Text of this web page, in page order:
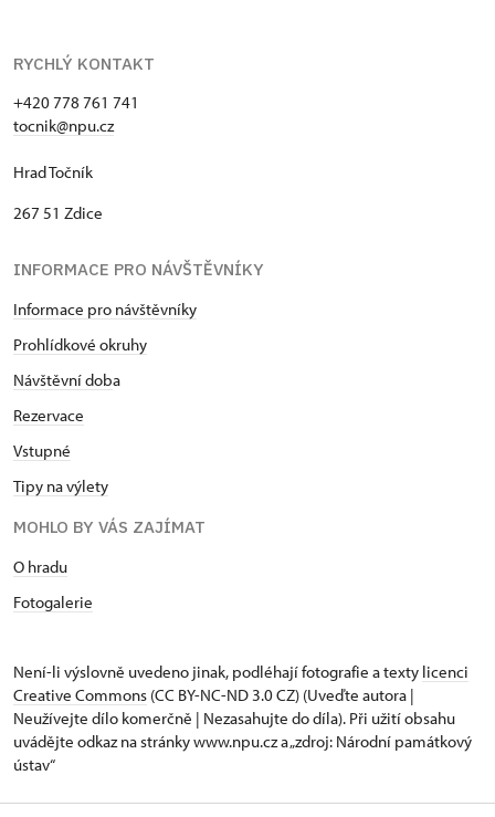
RYCHLÝ KONTAKT
+420 778 761 741
tocnik@npu.cz
Hrad Točník
267 51 Zdice
INFORMACE PRO NÁVŠTĚVNÍKY
Informace pro návštěvníky
Prohlídkové okruhy
Návštěvní doba
Rezervace
Vstupné
Tipy na výlety
MOHLO BY VÁS ZAJÍMAT
O hradu
Fotogalerie
Není-li výslovně uvedeno jinak, podléhají fotografie a texty licenci
Creative Commons (CC BY-NC-ND 3.0 CZ) (Uveďte autora |
Neužívejte dílo komerčně | Nezasahujte do díla). Při užití obsahu
uvádějte odkaz na stránky www.npu.cz a „zdroj: Národní památkový
ústav“